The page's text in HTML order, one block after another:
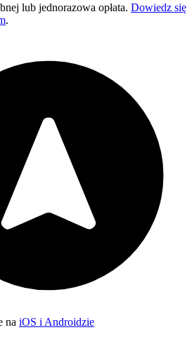
lub jednorazowa opłata. Dowiedz się
.
na iOS i Androidzie